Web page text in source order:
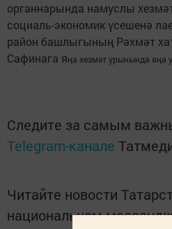
органнарында намуслы
социаль-экономик үсешенә
район башлыгының Рәхмәт
Сафинага яңа хезмәт урынында яңа
Следите за самым
Telegram-канале
Читайте новости
национальном